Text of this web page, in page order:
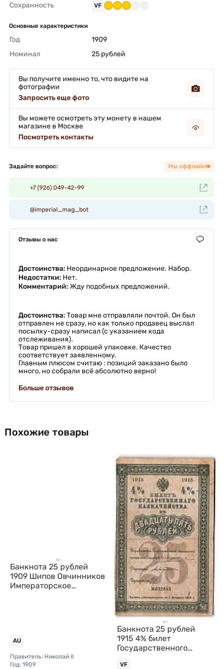
Сохранность VF
Основные характеристики
Год
1909
Номинал
25 рублей
Вы получите именно то, что видите на
фотографии
Запросить еще фото
Вы можете осмотреть эту монету в нашем
магазине в Москве
Посмотреть контакты
Задайте вопрос: Мы оффлайн!
+7 (926) 049-42-99
@imperial_mag_bot
Отзывы о нас
Достоинства: Неординарное предложение. Набор.
Недостатки: Нет.
Комментарий: Жду подобных предложений.
Достоинства: Товар мне отправляли почтой. Он был
отправлен не сразу, но как только продавец выслал
посылку-сразу написал (с указанием кода
отслеживания).
Товар пришел в хорошей упаковке. Качество
соответствует заявленному.
Главным плюсом считаю : позиций заказано было
много, но собрали всё абсолютно верно!
Больше отзывов
Похожие товары
Банкнота 25 рублей
1909 Шипов Овчинников
Императорское
AU
Правитель: Николай II
Год: 1909
Банкнота 25 рублей
1915 4% билет
Государственного
VF